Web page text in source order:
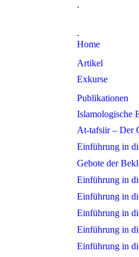
.
.
Home
Artikel
Exkurse
Publikationen
Islamologische
At-tafsiir – Der
Einführung in
Gebote der
Einführung in
Einführung in
Einführung in
Einführung in
Einführung in